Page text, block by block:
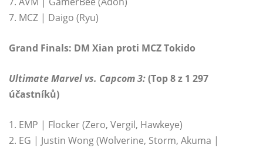
7. MCZ | Daigo (Ryu)
Grand Finals: DM Xian proti MCZ Tokido
Ultimate Marvel vs. Capcom 3:(Top 8 z 1 297
účastníků)
1. EMP | Flocker (Zero, Vergil, Hawkeye)
2. EG | Justin Wong (Wolverine, Storm, Akuma |